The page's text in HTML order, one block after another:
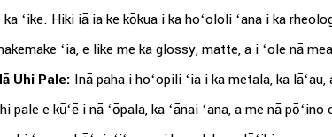
ka ʻike. Hiki iā ia ke kōkua i ka hoʻololi ʻana i ka
ʻia, e like me ka glossy, matte, a i ʻole nā
Uhi Pale: Inā paha i hoʻopili ʻia i ka metala, ka
pale e kūʻē i nā ʻōpala, ka ʻānai ʻana, a me nā